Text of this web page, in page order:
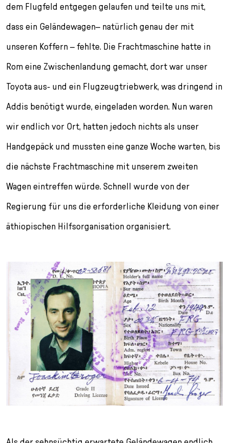
dem Flugfeld entgegen gelaufen und teilte uns mit,
dass ein Geländewagen– natürlich genau der mit
unseren Koffern – fehlte. Die Frachtmaschine hatte in
Rom eine Zwischenlandung gemacht, dort war unser
Toyota aus- und ein Flugzeugtriebwerk, was dringend in
Addis benötigt wurde, eingeladen worden. Nun waren
wir endlich vor Ort, hatten jedoch nichts als unser
Handgepäck und mussten eine ganze Woche warten, bis
die nächste Frachtmaschine mit unserem zweiten
Wagen eintreffen würde. Schnell wurde von der
Regierung für uns die erforderliche Kleidung von einer
äthiopischen Hilfsorganisation organisiert.